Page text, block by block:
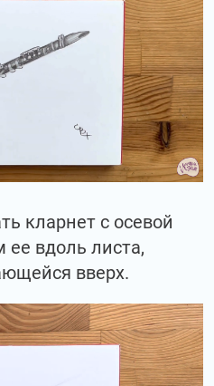
кларнет с осевой
ее вдоль листа,
вверх.